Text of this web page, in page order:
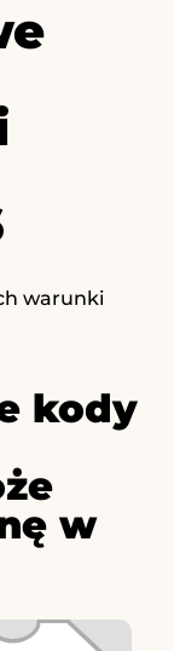
warunki
kody
w